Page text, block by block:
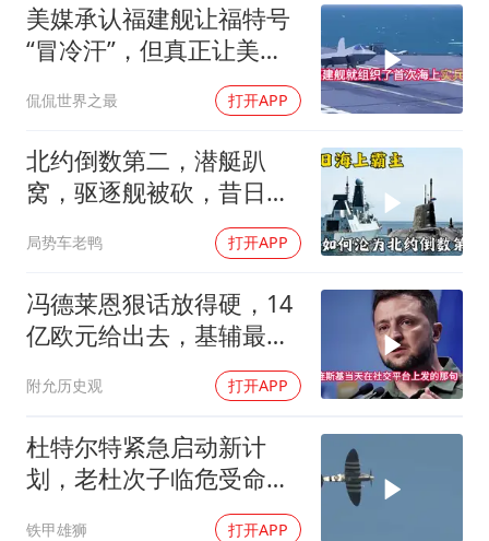
加沙约14万栋建筑被完全摧毁
5万小车卖不动 微型代步车集体遇冷
“皋”在低处
从科技创新看开局起步的时与势
美媒承认福建舰让福特号
“冒冷汗”，但真正让美国
紧张的根本不是航母本身
侃侃世界之最 打开APP
北约倒数第二，潜艇趴
窝，驱逐舰被砍，昔日的
局势车老鸭 打开APP
冯德莱恩狠话放得硬，14
亿欧元给出去，基辅最缺
的东西却一样没补上
附允历史观 打开APP
杜特尔特紧急启动新计
划，老杜次子临危受命，
对总统大位势在必得
铁甲雄狮 打开APP